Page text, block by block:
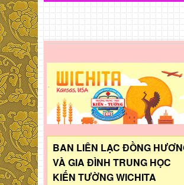
BAN LIÊN LẠC ĐỒNG
VÀ GIA ĐÌNH TRUNG HỌC
KIẾN TƯỜNG WICHITA